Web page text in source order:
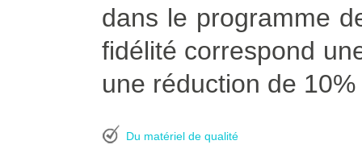
dans le programme
fidélité correspond
une réduction de
Du matériel de qualité